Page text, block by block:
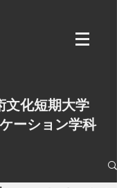
文化短期大学
ーション学科